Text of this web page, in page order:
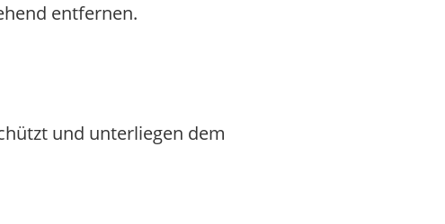
entfernen.
und unterliegen dem